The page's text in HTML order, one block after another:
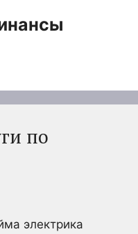
по
электрика